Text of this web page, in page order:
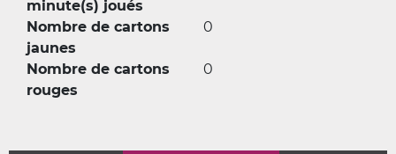
minute(s) joués
Nombre de cartons
jaunes
0
Nombre de cartons
rouges
0